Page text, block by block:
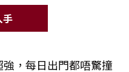
手
，每日出門都唔驚撞